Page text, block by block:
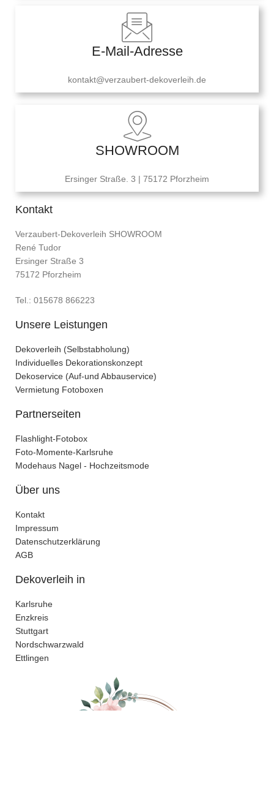
E-Mail-Adresse
kontakt@verzaubert-dekoverleih.de
SHOWROOM
Ersinger Straße. 3 | 75172 Pforzheim
Kontakt
Verzaubert-Dekoverleih SHOWROOM
René Tudor
Ersinger Straße 3
75172 Pforzheim
Tel.: 015678 866223
Unsere Leistungen
Dekoverleih (Selbstabholung)
Individuelles Dekorationskonzept
Dekoservice (Auf-und Abbauservice)
Vermietung Fotoboxen
Partnerseiten
Flashlight-Fotobox
Foto-Momente-Karlsruhe
Modehaus Nagel - Hochzeitsmode
Über uns
Kontakt
Impressum
Datenschutzerklärung
AGB
Dekoverleih in
Karlsruhe
Enzkreis
Stuttgart
Nordschwarzwald
Ettlingen